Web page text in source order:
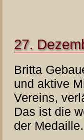
27.
Britta
und aktive
Vereins,
Das ist die
der Medaille.